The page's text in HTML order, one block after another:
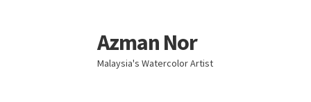
Skip
to
navigation
Skip
to
content
Azman Nor
Malaysia's Watercolor Artist